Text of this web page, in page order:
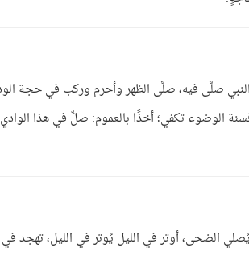
صلَّى فيه، صلَّى الظهر وأحرم وركب في حجة
الوضوء تكفي؛ أخذًا بالعموم: صلِّ في هذا الوادي
يُصلي الضحى، أوتر في الليل يُوتر في الليل، تهجد في